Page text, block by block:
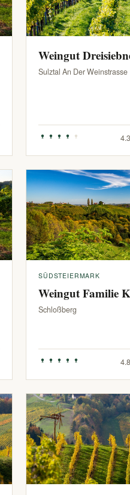
Weingut
Sulztal An Der Weinstrasse
SÜDSTEIERMARK
Weingut Familie
Schloßberg